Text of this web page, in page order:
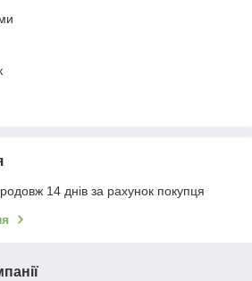
14 днів за рахунок покупця